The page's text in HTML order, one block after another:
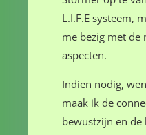
L.I.F.E systeem,
me bezig met de
aspecten.
Indien nodig,
maak ik de
bewustzijn en de